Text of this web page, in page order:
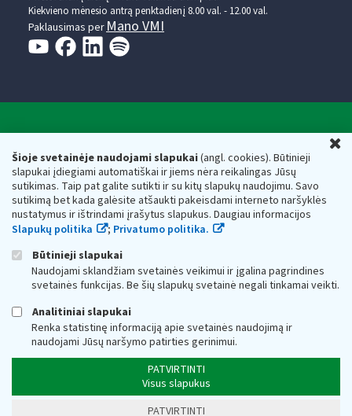
Šioje svetainėje naudojami slapukai(angl. cookies). Būtinieji
slapukai įdiegiami automatiškai ir jiems nėra reikalingas Jūsų
sutikimas. Taip pat galite sutikti ir su kitų slapukų naudojimu. Savo
sutikimą bet kada galėsite atšaukti pakeisdami interneto naršyklės
nustatymus ir ištrindami įrašytus slapukus. Daugiau informacijos
Slapukų politika
; Privatumo politika.
Būtinieji slapukai
Naudojami sklandžiam svetainės veikimui ir įgalina pagrindines
svetainės funkcijas. Be šių slapukų svetainė negali tinkamai veikti.
Analitiniai slapukai
Renka statistinę informaciją apie svetainės naudojimą ir
naudojami Jūsų naršymo patirties gerinimui.
PATVIRTINTI
Visus slapukus
PATVIRTINTI
Kiekvieno mėnesio antrą penktadienį 8.00 val. - 12.00 val.
Paklausimas perMano VMI
Valstybinė mokesčių inspekcija prie Lietuvos
Respublikos finansų ministerijos
Biudžetinė įstaiga. Juridinio asmens kodas — 188659752,
adresas: Vasario 16-osios g. 14, 01107 Vilnius, Lietuva, el.paštas:
vmi@vmi.lt , E. pristatymo dėžutės adresas 188659752
Duomenys apie Valstybinę mokesčių inspekciją prie Lietuvos
Respublikos finansų ministerijos kaupiami ir saugomi Juridinių